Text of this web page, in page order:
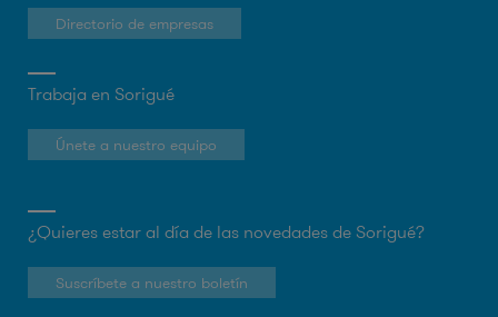
Directorio de empresas
Trabaja en Sorigué
Únete a nuestro equipo
¿Quieres estar al día de las novedades de Sorigué?
Suscríbete a nuestro boletín